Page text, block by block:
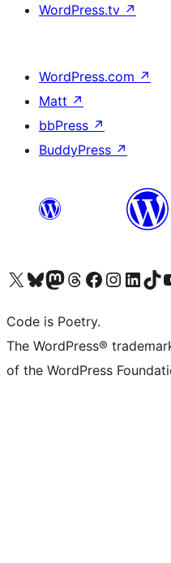
WordPress.tv ↗
WordPress.com ↗
Matt ↗
bbPress ↗
BuddyPress ↗
ຢ້ຽມຊົມບັນຊີ X (ຊື່ເກົ່າ Twitter) ຂອງພວກເຮົາຢ້ຽມຊົມບັນຊີ Bluesky ຂອງພວກເຮົາຢ້ຽມຊົມບັນຊີ Mastodon ຂອງພວກເຮົາຢ້ຽມຊົມບັນຊີ Threads ຂອງພວກເຮົາຢ້ຽມຊົມໜ້າ Facebook ຂອງພວກເຮົາຢ້ຽມຊົມບັນຊີ Instagram ຂອງພວກເຮົາຢ້ຽມຊົມບັນຊີ LinkedIn ຂອງພວກເຮົາຢ້ຽມຊົມບັນຊີ TikTok ຂອງພຢ້ຽມ
Code is Poetry.
The WordPress®
of the WordPress